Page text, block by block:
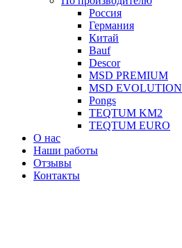
Россия
Германия
Китай
Вauf
Descor
MSD PREMIUM
MSD EVOLUTION
Pongs
TEQTUM KM2
TEQTUM EURO
О нас
Наши работы
Отзывы
Контакты